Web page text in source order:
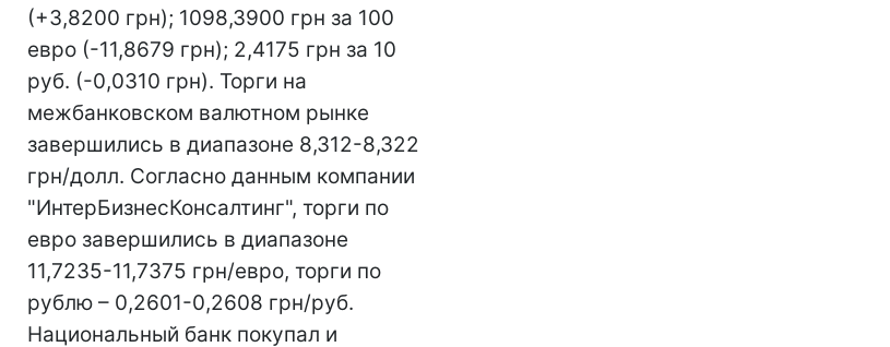
(+3,8200 грн); 1098,3900 грн за 100
евро (-11,8679 грн); 2,4175 грн за 10
руб. (-0,0310 грн). Торги на
межбанковском валютном рынке
завершились в диапазоне 8,312-8,322
грн/долл. Согласно данным компании
"ИнтерБизнесКонсалтинг", торги по
евро завершились в диапазоне
11,7235-11,7375 грн/евро, торги по
рублю – 0,2601-0,2608 грн/руб.
Национальный банк покупал и